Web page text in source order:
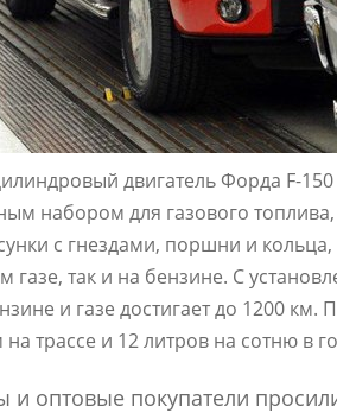
двигатель Форда F-150
набором для газового
с гнездами, поршни и кольца,
газе, так и на бензине. С
и газе достигает до 1200
на трассе и 12 литров на сотню в
и оптовые покупатели